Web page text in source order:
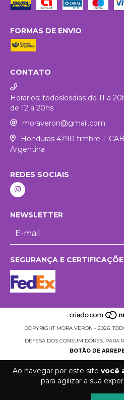
Ao navegar por este site você
para agilizar a sua
FORMAS DE ENVIO
CONTATO
Horarios: todoslosdias de 11 a
de 12 a 20hs
moraveron@gmail.com
Honduras 4790 timbre 1.
Argentina
REDES SOCIAIS
NEWSLETTER
SEGURANÇA E
COPYRIGHT MORA VERON - 2026.
DEFESA DOS CONSUMIDORES. PARA
BOTÃO DE